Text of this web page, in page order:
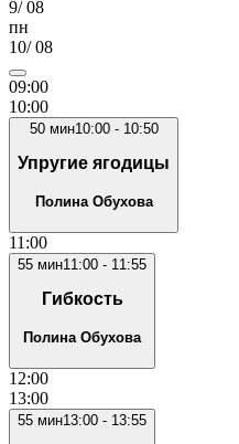
9/08
пн
10/08
09:00
10:00
50мин10:00- 10:50
Упругие ягодицы
Полина Обухова
11 :00
55 мин11:00 - 11:55
Гибкость
Полина Обухова
12:00
13:00
55 мин13:00 - 13:55